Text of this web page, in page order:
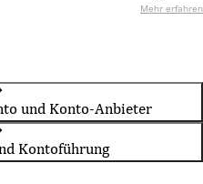
Mehr erfahren
und Konto-Anbieter
Kontoführung